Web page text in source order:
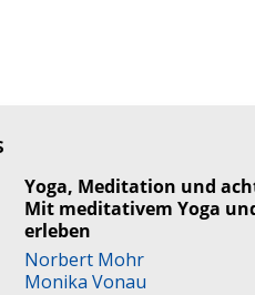
Yoga, Meditation und
Mit meditativem Yoga
erleben
Norbert Mohr
Monika Vonau